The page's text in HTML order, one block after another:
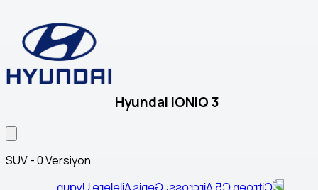
Hyundai IONIQ 3
SUV - 0 Versiyon